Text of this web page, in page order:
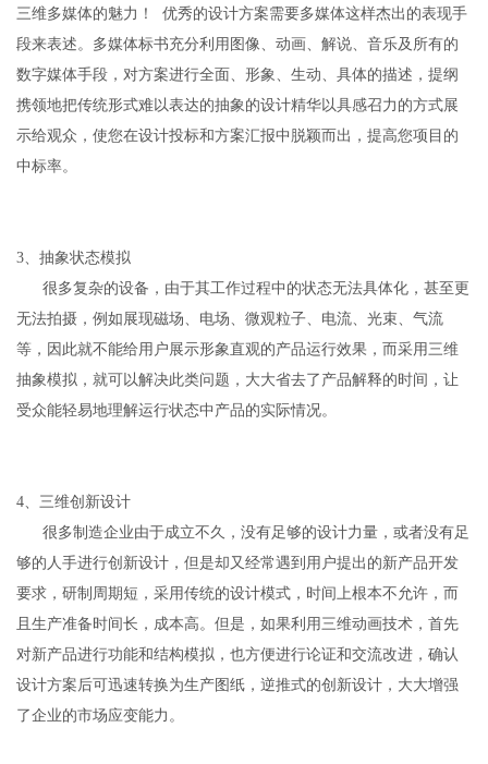
三维多媒体的魅力！ 优秀的设计方案需要多媒体这样杰出的表现手
段来表述。多媒体标书充分利用图像、动画、解说、音乐及所有的
数字媒体手段，对方案进行全面、形象、生动、具体的描述，提纲
携领地把传统形式难以表达的抽象的设计精华以具感召力的方式展
示给观众，使您在设计投标和方案汇报中脱颖而出，提高您项目的
中标率。
3、抽象状态模拟
很多复杂的设备，由于其工作过程中的状态无法具体化，甚至更
无法拍摄，例如展现磁场、电场、微观粒子、电流、光束、气流
等，因此就不能给用户展示形象直观的产品运行效果，而采用三维
抽象模拟，就可以解决此类问题，大大省去了产品解释的时间，让
受众能轻易地理解运行状态中产品的实际情况。
4、三维创新设计
很多制造企业由于成立不久，没有足够的设计力量，或者没有足
够的人手进行创新设计，但是却又经常遇到用户提出的新产品开发
要求，研制周期短，采用传统的设计模式，时间上根本不允许，而
且生产准备时间长，成本高。但是，如果利用三维动画技术，首先
对新产品进行功能和结构模拟，也方便进行论证和交流改进，确认
设计方案后可迅速转换为生产图纸，逆推式的创新设计，大大增强
了企业的市场应变能力。